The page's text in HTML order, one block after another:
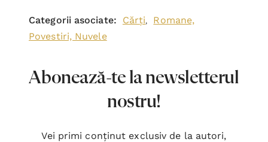
Categorii asociate: Cărți,
Romane,
Povestiri, Nuvele
Abonează-te la newsletterul
nostru!
Vei primi conținut exclusiv de la autori,